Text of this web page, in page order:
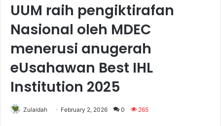
UUM raih pengiktirafan
Nasional oleh MDEC
menerusi anugerah
eUsahawan Best IHL
Institution 2025
Zulaidah February 2, 2026 0 265